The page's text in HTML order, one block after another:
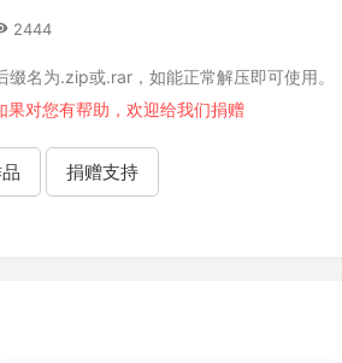
2444
名为.zip或.rar，如能正常解压即可使用。
对您有帮助，欢迎给我们捐赠
捐赠支持